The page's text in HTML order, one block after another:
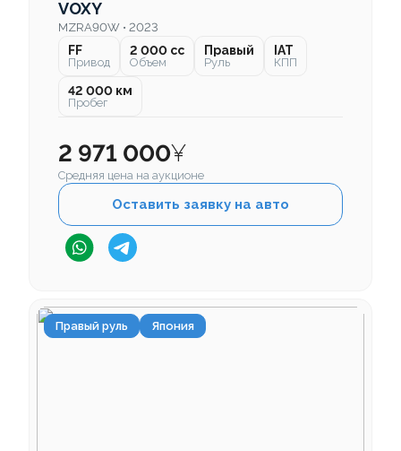
VOXY
MZRA90W • 2023
FF
Привод
2 000 cc
Объем
Правый
Руль
IAT
КПП
42 000 км
Пробег
2 971 000¥
Средняя цена на аукционе
Оставить заявку на авто
Правый руль Япония